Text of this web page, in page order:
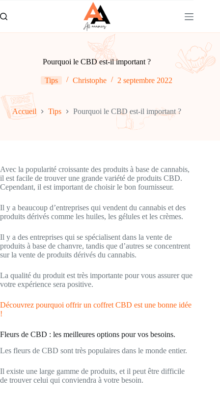
au
contenu
Pourquoi le CBD est-il important ?
Tips Christophe 2 septembre 2022
Accueil Tips Pourquoi le CBD est-il important ?
Avec la popularité croissante des produits à base de cannabis,
il est facile de trouver une grande variété de produits CBD.
Cependant, il est important de choisir le bon fournisseur.
Il y a beaucoup d’entreprises qui vendent du cannabis et des
produits dérivés comme les huiles, les gélules et les crèmes.
Il y a des entreprises qui se spécialisent dans la vente de
produits à base de chanvre, tandis que d’autres se concentrent
sur la vente de produits dérivés du cannabis.
La qualité du produit est très importante pour vous assurer que
votre expérience sera positive.
Découvrez pourquoi offrir un coffret CBD est une bonne idée
!
Fleurs de CBD : les meilleures options pour vos besoins.
Les fleurs de CBD sont très populaires dans le monde entier.
Il existe une large gamme de produits, et il peut être difficile
de trouver celui qui conviendra à votre besoin.